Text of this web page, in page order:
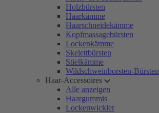
Holzbürsten
Haarkämme
Haarschneidekämme
Kopfmassagebürsten
Lockenkämme
Skelettbürsten
Stielkämme
Wildschweinborsten-Bürsten
Haar-Accessoires
Alle anzeigen
Haargummis
Lockenwickler